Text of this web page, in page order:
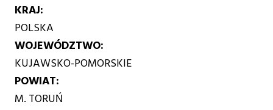
KRAJ
POLSKA
WOJEWÓDZTWO
KUJAWSKO-POMORSKIE
POWIAT
M. TORUŃ